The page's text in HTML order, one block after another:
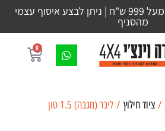
משלוח חינם בהזמנות מעל 999 ש"ח | ניתן לבצע איסוף עצמי
מהסניף
0
/ ציוד חילוץ / ליבר (מגבה) 1.5 טון